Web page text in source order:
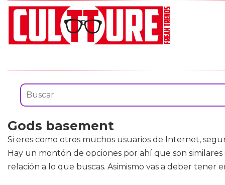
Gods basement
Si eres como otros muchos usuarios de Internet,
Hay un montón de opciones por ahí que son
relación a lo que buscas. Asimismo vas a deber